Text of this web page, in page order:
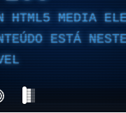
HTML5 MEDIA
ESTÁ